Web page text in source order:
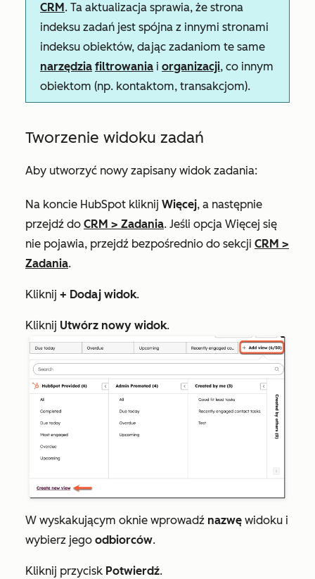
CRM. Ta aktualizacja sprawia, że strona
indeksu zadań jest spójna z innymi stronami
indeksu obiektów, dając zadaniom te same
narzędzia filtrowania i organizacji, co innym
obiektom (np. kontaktom, transakcjom).
Tworzenie widoku zadań
Aby utworzyć nowy zapisany widok zadania:
Na koncie HubSpot kliknij Więcej, a następnie
przejdź do CRM > Zadania. Jeśli opcja Więcej się
nie pojawia, przejdź bezpośrednio do sekcji CRM >
Zadania.
Kliknij + Dodaj widok.
Kliknij Utwórz nowy widok.
W wyskakującym oknie wprowadź nazwę widoku i
wybierz jego odbiorców.
Kliknij przycisk Potwierdź.